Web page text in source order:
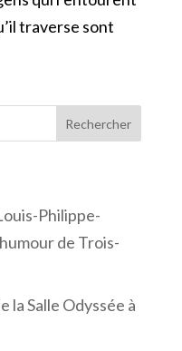
traverse sont
Rechercher
Philippe-
de Trois-
la Salle Odyssée à